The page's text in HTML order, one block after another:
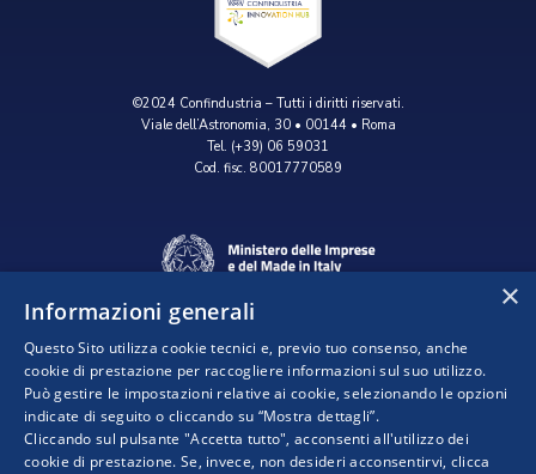
©2024 Confindustria – Tutti i diritti riservati.
Viale dell’Astronomia, 30 • 00144 • Roma
Tel. (+39) 06 59031
Cod. fisc. 80017770589
Progetto realizzato da:
×
Informazioni generali
Questo Sito utilizza cookie tecnici e, previo tuo consenso, anche
cookie di prestazione per raccogliere informazioni sul suo utilizzo.
Può gestire le impostazioni relative ai cookie, selezionando le opzioni
indicate di seguito o cliccando su “Mostra dettagli”.
Cliccando sul pulsante "Accetta tutto", acconsenti all'utilizzo dei
cookie di prestazione. Se, invece, non desideri acconsentirvi, clicca